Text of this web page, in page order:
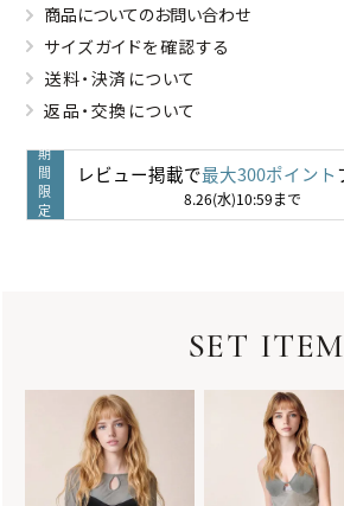
商品についてのお問い合わせ
サイズガイドを確認する
送料・決済について
返品・交換について
SET ITEM